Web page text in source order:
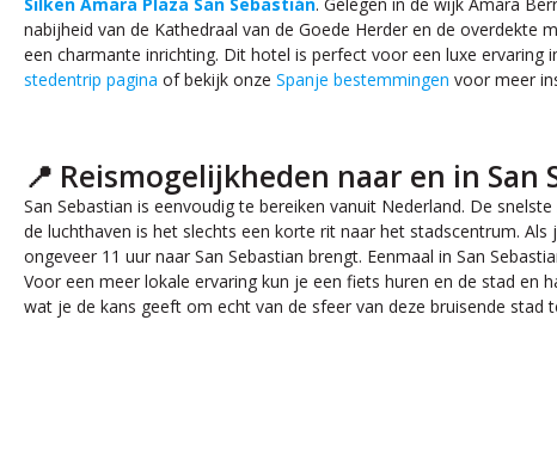
nabijheid van de Kathedraal van de Goede Herder en de
een charmante inrichting. Dit hotel is perfect voor een luxe ervaring
stedentrip pagina of bekijk onze Spanje bestemmingen voor meer
📍 Reismogelijkheden naar en in San
San Sebastian is eenvoudig te bereiken vanuit Nederland. De
de luchthaven is het slechts een korte rit naar het stadscentrum.
ongeveer 11 uur naar San Sebastian brengt. Eenmaal in San
Voor een meer lokale ervaring kun je een fiets huren en de stad en
wat je de kans geeft om echt van de sfeer van deze bruisende